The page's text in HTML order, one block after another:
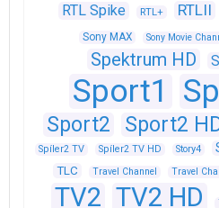
RTL Spike RTL+ RTLII
Sony MAX Sony Movie
Spektrum HD
Sport1
Sport2 Sport2
Spíler2 TV
Spíler2 TV HD Story4
TLC Travel Channel Travel
TV2 TV2 HD